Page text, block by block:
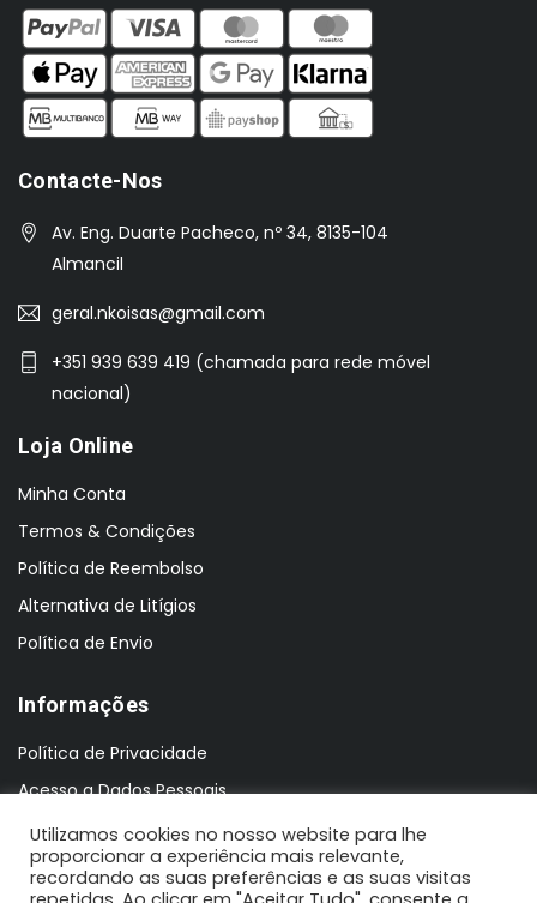
Contacte-Nos
Av. Eng. Duarte Pacheco, nº 34, 8135-104
Almancil
geral.nkoisas@gmail.com
+351 939 639 419 (chamada para rede móvel
nacional)
Loja Online
Minha Conta
Termos & Condições
Política de Reembolso
Alternativa de Litígios
Política de Envio
Informações
Política de Privacidade
Acesso a Dados Pessoais
Utilizamos cookies no nosso website para lhe
proporcionar a experiência mais relevante,
recordando as suas preferências e as suas visitas